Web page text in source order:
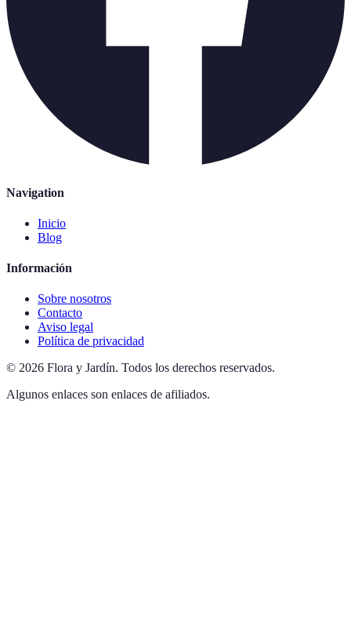
Navigation
Inicio
Blog
Información
Sobre nosotros
Contacto
Aviso legal
Política de privacidad
© 2026 Flora y Jardín. Todos los derechos reservados.
Algunos enlaces son enlaces de afiliados.